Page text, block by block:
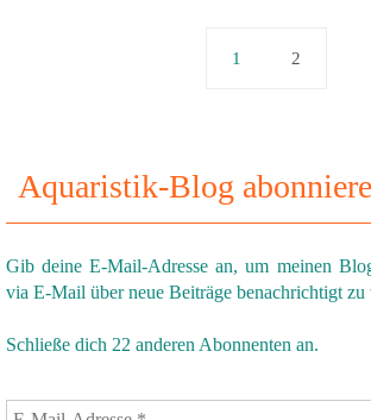
1 2
Aquaristik-Blog
Gib deine E-Mail-Adresse an, um meinen
via E-Mail über neue Beiträge benachrichtigt zu
Schließe dich 22 anderen Abonnenten an.